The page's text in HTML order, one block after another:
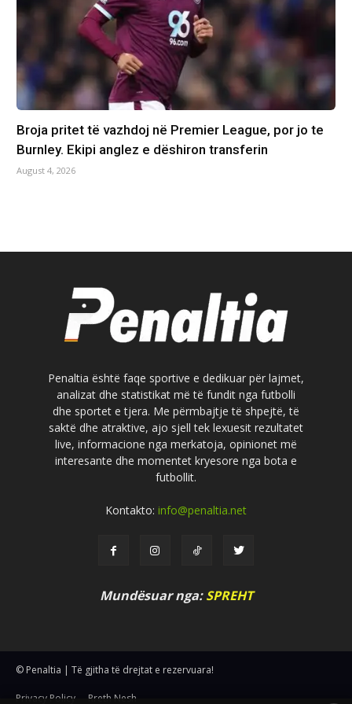
Broja pritet të vazhdoj në Premier League, por jo te
Burnley. Ekipi anglez e dëshiron transferin
August 4, 2026
Penaltia është faqe sportive e dedikuar për lajmet,
analizat dhe statistikat më të fundit nga futbolli
dhe sportet e tjera. Me përmbajtje të shpejtë, të
saktë dhe atraktive, ajo sjell tek lexuesit rezultatet
live, informacione nga merkatoja, opinionet më
interesante dhe momentet kryesore nga bota e
futbollit.
Kontakto: info@penaltia.net
Mundësuar nga:SPREHT
© Penaltia | Të gjitha të drejtat e rezervuara!
Privacy Policy Rreth Nesh